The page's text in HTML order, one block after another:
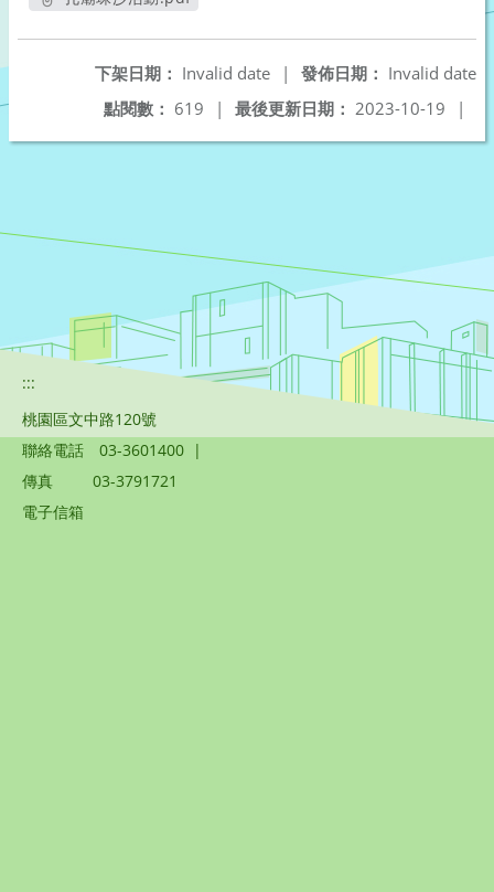
發佈日期： Invalid date
下架日期： Invalid date
|
最後更新日期： 2023-10-19 |
點閱數： 619 |
:::
桃園區文中路120號
聯絡電話
03-3601400 |
傳真
03-3791721
電子信箱